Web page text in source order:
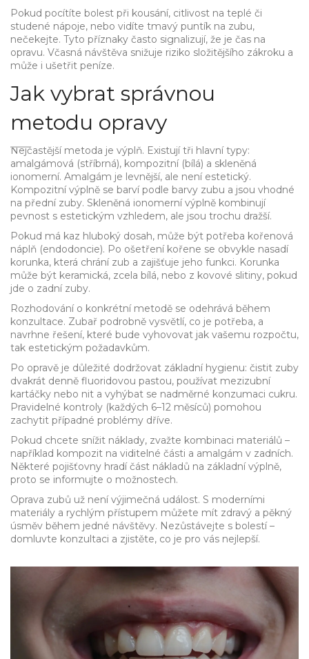
Pokud pocítíte bolest při kousání, citlivost na teplé či
studené nápoje, nebo vidíte tmavý puntík na zubu,
nečekejte. Tyto příznaky často signalizují, že je čas na
opravu. Včasná návštěva snižuje riziko složitějšího zákroku a
může i ušetřit peníze.
Jak vybrat správnou
metodu opravy
Nejčastější metoda je výplň. Existují tři hlavní typy:
amalgámová (stříbrná), kompozitní (bílá) a skleněná
ionomerní. Amalgám je levnější, ale není estetický.
Kompozitní výplně se barví podle barvy zubu a jsou vhodné
na přední zuby. Skleněná ionomerní výplně kombinují
pevnost s estetickým vzhledem, ale jsou trochu dražší.
Pokud má kaz hluboký dosah, může být potřeba kořenová
náplň (endodoncie). Po ošetření kořene se obvykle nasadí
korunka, která chrání zub a zajišťuje jeho funkci. Korunka
může být keramická, zcela bílá, nebo z kovové slitiny, pokud
jde o zadní zuby.
Rozhodování o konkrétní metodě se odehrává během
konzultace. Zubař podrobně vysvětlí, co je potřeba, a
navrhne řešení, které bude vyhovovat jak vašemu rozpočtu,
tak estetickým požadavkům.
Po opravě je důležité dodržovat základní hygienu: čistit zuby
dvakrát denně fluoridovou pastou, používat mezizubní
kartáčky nebo nit a vyhýbat se nadměrné konzumaci cukru.
Pravidelné kontroly (každých 6–12 měsíců) pomohou
zachytit případné problémy dříve.
Pokud chcete snížit náklady, zvažte kombinaci materiálů –
například kompozit na viditelné části a amalgám v zadních.
Některé pojišťovny hradí část nákladů na základní výplně,
proto se informujte o možnostech.
Oprava zubů už není výjimečná událost. S moderními
materiály a rychlým přístupem můžete mít zdravý a pěkný
úsměv během jedné návštěvy. Nezůstávejte s bolestí –
domluvte konzultaci a zjistěte, co je pro vás nejlepší.